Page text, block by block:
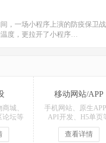
，一场小程序上演的防疫保卫
度，更拉开了小程序…
城、
论坛等
移动网站/APP
手机网站、原生
API开发、H5单页
查看详情